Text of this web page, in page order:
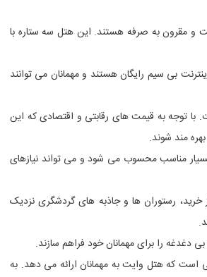
و مقرون به صرفه هستند. این هتل سه ستاره با
بی سیم رایگان هستند و مهمانان می توانند
توجه به قیمت های رقابتی و اقتصادی که این
مند شوند.
مناسب محسوب می شود و می تواند نیازهای
رستوران ها و جاذبه های گردشگری نزدیک
دغدغه را برای مهمانان خود فراهم سازند.
است که هتل وایت به مهمانان ارائه می دهد. به